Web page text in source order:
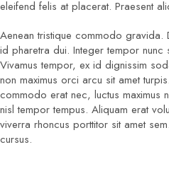
eleifend felis at placerat. Praesent
Aenean tristique commodo
id pharetra dui. Integer tempor nunc
Vivamus tempor, ex id dignissim
non maximus orci arcu sit amet
commodo erat nec, luctus maximus
nisl tempor tempus. Aliquam erat
viverra rhoncus porttitor sit amet
cursus.